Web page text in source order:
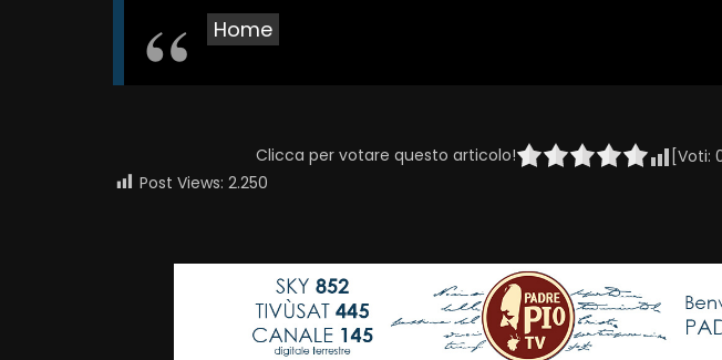
Home
Clicca per votare questo articolo! [Voti:
Post Views: 2.250